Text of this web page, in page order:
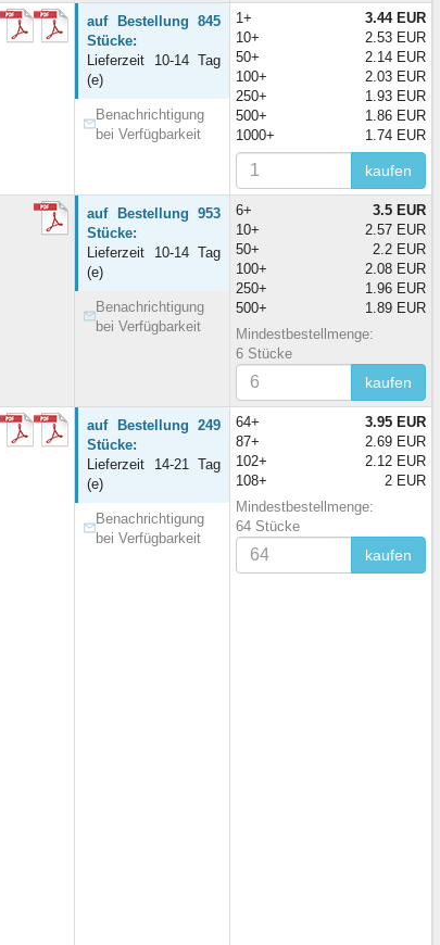
auf Bestellung 845
Stücke:
Lieferzeit 10-14 Tag
(e)
Benachrichtigung
bei Verfügbarkeit
1+
3.44 EUR
10+
2.53 EUR
50+
2.14 EUR
100+
2.03 EUR
250+
1.93 EUR
500+
1.86 EUR
1000+
1.74 EUR
kaufen
auf Bestellung 953
Stücke:
Lieferzeit 10-14 Tag
(e)
Benachrichtigung
bei Verfügbarkeit
6+
3.5 EUR
10+
2.57 EUR
50+
2.2 EUR
100+
2.08 EUR
250+
1.96 EUR
500+
1.89 EUR
Mindestbestellmenge:
6 Stücke
kaufen
auf Bestellung 249
Stücke:
Lieferzeit 14-21 Tag
(e)
Benachrichtigung
bei Verfügbarkeit
64+
3.95 EUR
87+
2.69 EUR
102+
2.12 EUR
108+
2 EUR
Mindestbestellmenge:
64 Stücke
kaufen